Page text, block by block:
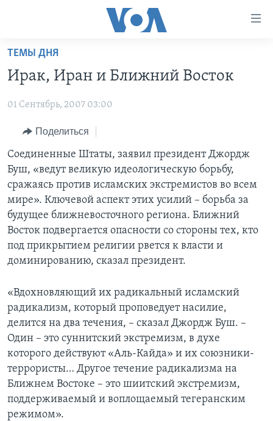
Перейти
основной
Перейти
навигации
Перейти
поиск
ПРОГРАММЫ
АМЕРИКА
НОВОСТИ ЗА МИНУТУ
ИТОГИ
ПОЧЕМУ ЭТО ВАЖНО?
ДИСКУССИЯ VOA
ДЕТАЛИ
АМЕРИКА. БОЛЬШОЕ ПУТЕШЕСТВИЕ
ПРОЕКТЫ
УЧИМ АНГЛИЙСКИЙ
НАША АМЕРИКАНСКАЯ ИСТОРИЯ
А КАК В АМЕРИКЕ?
АРТЕФАКТЫ
АМЕРИКАНСКИЕ ГОРОДКИ
ЭКСПЕРТИЗА
ИНТЕРВЬЮ
ФАКТЫ ПРОТИВ ФЕЙКОВ
ЗА СВОБОДУ ПРЕССЫ
УЧИМ АНГЛИЙСКИЙ
ВИДЕО
ПОДПИСКА НА НОВОСТИ
Learning English
СОЦИАЛЬНЫЕ СЕТИ
Языки
ТЕМЫ ДНЯ
Ирак, Иран и Ближний Восток
01 Сентябрь, 2007 03:00
Поделиться
Соединенные Штаты, заявил президент Джордж
Буш, «ведут великую идеологическую борьбу,
сражаясь против исламских экстремистов во всем
мире». Ключевой аспект этих усилий – борьба за
будущее ближневосточного региона. Ближний
Восток подвергается опасности со стороны тех, кто
под прикрытием религии рвется к власти и
доминированию, сказал президент.
«Вдохновляющий их радикальный исламский
радикализм, который проповедует насилие,
делится на два течения, – сказал Джордж Буш. –
Один – это суннитский экстремизм, в духе
которого действуют «Аль-Кайда» и их союзники-
террористы… Другое течение радикализма на
Ближнем Востоке – это шиитский экстремизм,
поддерживаемый и воплощаемый тегеранским
режимом».